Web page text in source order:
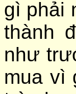
gì phải
thành
như
mua vì